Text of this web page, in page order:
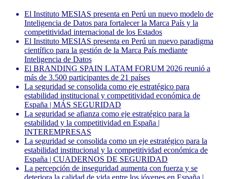
El Instituto MESIAS presenta en Perú un nuevo modelo de
Inteligencia de Datos para fortalecer la Marca País y la
competitividad internacional de los Estados
El Instituto MESIAS presenta en Perú un nuevo paradigma
científico para la gestión de la Marca País mediante
Inteligencia de Datos
El BRANDING SPAIN LATAM FORUM 2026 reunió a
más de 3.500 participantes de 21 países
La seguridad se consolida como eje estratégico para
estabilidad institucional y competitividad económica de
España | MÁS SEGURIDAD
La seguridad se afianza como eje estratégico para la
estabilidad y la competitividad en España |
INTEREMPRESAS
La seguridad se consolida como un eje estratégico para la
estabilidad institucional y la competitividad económica de
España | CUADERNOS DE SEGURIDAD
La percepción de inseguridad aumenta con fuerza y se
deteriora la calidad de vida entre los jóvenes en España |